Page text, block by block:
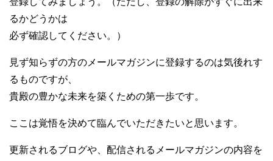
るかどうかは
必ず確認してください。）
見ず知らずの方のメールマガジンに登録するのは気後れす
るものですが、
貴殿の豊かな未来を築くための第一歩です。
ここは覚悟を決めて臨んでいただきたいと思います。
更新されるブログや、配信されるメールマガジンの内容を